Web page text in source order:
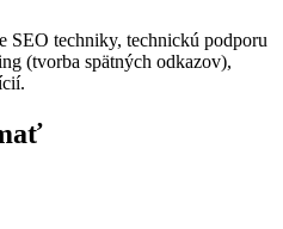
SEO techniky, technickú podporu
(tvorba spätných odkazov),